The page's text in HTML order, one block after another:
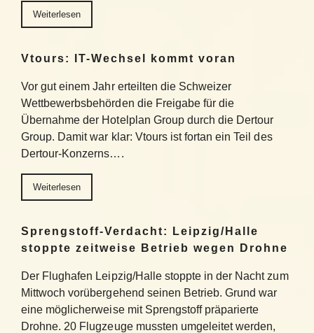
Weiterlesen
Vtours: IT-Wechsel kommt voran
Vor gut einem Jahr erteilten die Schweizer
Wettbewerbsbehörden die Freigabe für die
Übernahme der Hotelplan Group durch die Dertour
Group. Damit war klar: Vtours ist fortan ein Teil des
Dertour-Konzerns….
Weiterlesen
Sprengstoff-Verdacht: Leipzig/Halle
stoppte zeitweise Betrieb wegen Drohne
Der Flughafen Leipzig/Halle stoppte in der Nacht zum
Mittwoch vorübergehend seinen Betrieb. Grund war
eine möglicherweise mit Sprengstoff präparierte
Drohne. 20 Flugzeuge mussten umgeleitet werden,